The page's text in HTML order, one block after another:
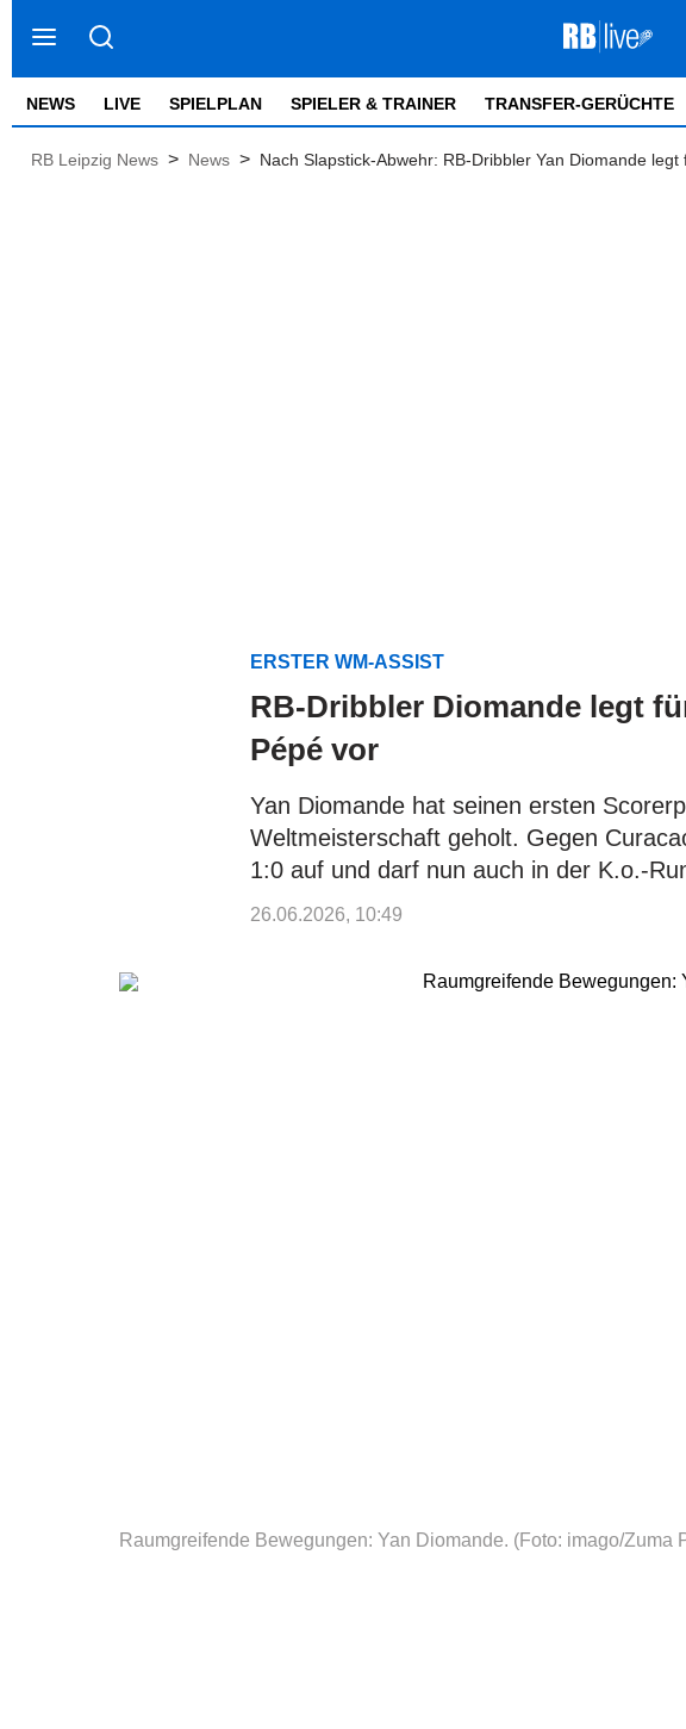
NEWS LIVE SPIELPLAN SPIELER & TRAINER TRANSFER-GERÜCHTE
RB Leipzig News > News > Nach Slapstick-Abwehr: RB-Dribbler Yan Diomande
ERSTER WM-ASSIST
RB-Dribbler Diomande legt
Pépé vor
Yan Diomande hat seinen ersten
Weltmeisterschaft geholt. Gegen
1:0 auf und darf nun auch in der K.o.-
26.06.2026, 10:49
Raumgreifende Bewegungen: Yan Diomande. (Foto: imago/Zuma